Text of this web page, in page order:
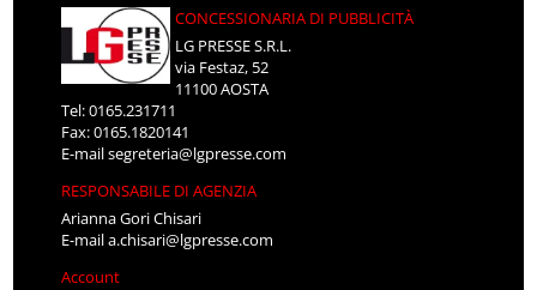
CONCESSIONARIA DI PUBBLICITÀ
LG PRESSE S.R.L.
via Festaz, 52
11100 AOSTA
Tel: 0165.231711
Fax: 0165.1820141
E-mailsegreteria@lgpresse.com
RESPONSABILE DI AGENZIA
Arianna Gori Chisari
E-maila.chisari@lgpresse.com
Account